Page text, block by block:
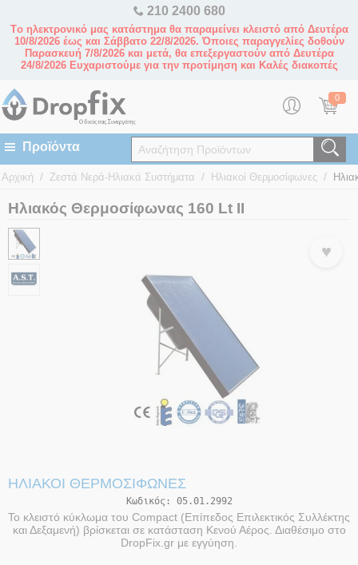
210 2400 680
Tο ηλεκτρονικό μας κατάστημα θα παραμείνει κλειστό από Δευτέρα
10/8/2026 έως και Σάββατο 22/8/2026. Όποιες παραγγελίες δοθούν
Παρασκευή 7/8/2026 και μετά, θα επεξεργαστούν από Δευτέρα
24/8/2026 Ευχαριστούμε για την προτίμηση και Καλές διακοπές
0
Αρχική / Ζεστά Νερά-Ηλιακά Συστήματα / Ηλιακοί Θερμοσίφωνες /
Ηλιακός Θερμοσίφωνας 160 Lt ΙΙ
♥
ΗΛΙΑΚΟΊ ΘΕΡΜΟΣΊΦΩΝΕΣ
Κωδικός: 05.01.2992
Το κλειστό κύκλωμα του Compact (Επίπεδος Επιλεκτικός Συλλέκτης
και Δεξαμενή) βρίσκεται σε κατάσταση Κενού Αέρος. Διαθέσιμο στο
DropFix.gr με εγγύηση.